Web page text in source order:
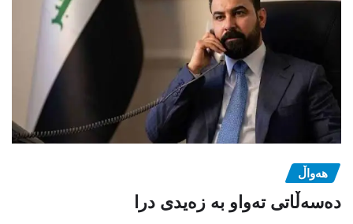
هەواڵ
دەسەڵاتی تەواو بە زەیدی درا